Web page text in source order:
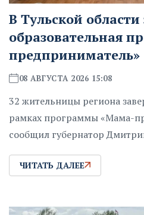
В Тульской
образовательная
предприниматель»
08 АВГУСТА 2026 15:08
32 жительницы региона
рамках программы «Мама-
сообщил губернатор
ЧИТАТЬ ДАЛЕЕ